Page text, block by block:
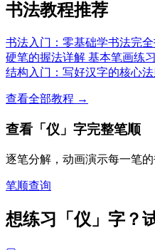
书法教程推荐
书法入门：零基础学书法完
硬笔的握法详解 基本笔画练
结构入门：写好汉字的核心法
查看全部教程 →
查看「仪」字完整笔顺
逐笔分解，动画演示每一笔
笔顺查询
想练习「仪」字？